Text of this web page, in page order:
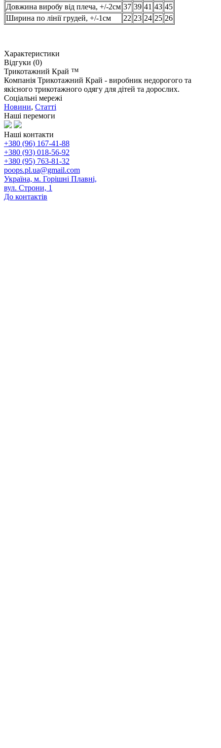
Довжина виробу від плеча, +/-2см 37 39 41 43 45
Ширина по лінії грудей, +/-1см
22 23 24 25 26
Характеристики
Відгуки (0)
Трикотажний Край ™
Компанія Трикотажний Край - виробник недорогого та
якісного трикотажного одягу для дітей та дорослих.
Соціальні мережі
Новини, Статті
Наші перемоги
Наші контакти
+380 (96) 167-41-88
+380 (93) 018-56-92
+380 (95) 763-81-32
poops.pl.ua@gmail.com
Україна, м. Горішні Плавні,
вул. Строни, 1
До контактів